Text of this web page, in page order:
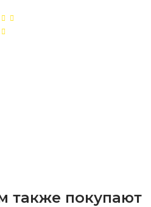
также покупают